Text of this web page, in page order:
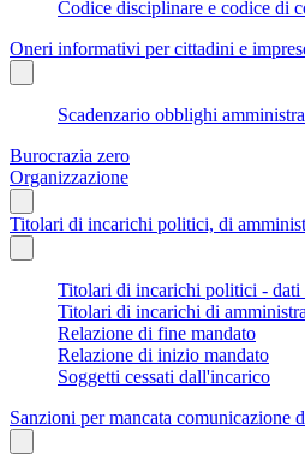
Codice disciplinare e codice di
Oneri informativi per cittadini e
Scadenzario obblighi
Burocrazia zero
Organizzazione
Titolari di incarichi politici, di
Titolari di incarichi politici - dati
Titolari di incarichi di
Relazione di fine mandato
Relazione di inizio mandato
Soggetti cessati dall'incarico
Sanzioni per mancata comunicazione